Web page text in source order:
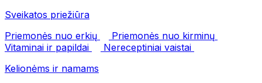
Sveikatos priežiūra
Priemonės nuo erkių
Priemonės nuo kirminų
Vitaminai ir papildai
Nereceptiniai vaistai
Kelionėms ir namams